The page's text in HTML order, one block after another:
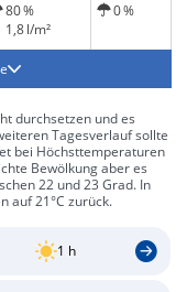
80 %
1,8 l/m²
0 %
durchsetzen und es
Tagesverlauf sollte
bei Höchsttemperaturen
Bewölkung aber es
22 und 23 Grad. In
auf 21°C zurück.
1 h